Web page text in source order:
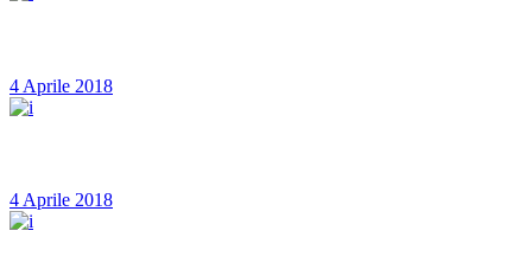
4 Aprile 2018
4 Aprile 2018